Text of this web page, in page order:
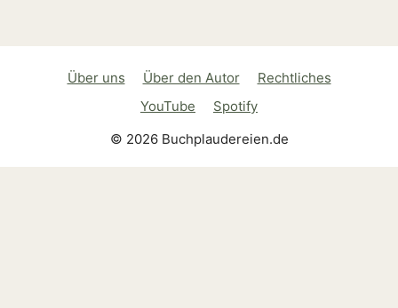
Über uns Über den Autor
Rechtliches
YouTube
Spotify
© 2026 Buchplaudereien.de